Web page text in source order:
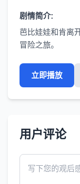
剧情简介:
芭比娃娃和肯离
冒险之旅。
立即播放
用户评论